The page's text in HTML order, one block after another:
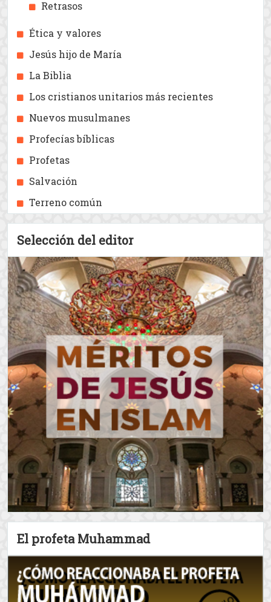
personal? (Carpeta especial)
El salat
Equivocaciones
Coexistencia
Libertad
Mujeres
En honor a las mujeres: comparación
entre el Islam y el cristianismo
Retrasos
Ética y valores
Jesús hijo de María
La Biblia
Los cristianos unitarios más recientes
Nuevos musulmanes
Profecías bíblicas
Profetas
Salvación
Terreno común
Selección del editor